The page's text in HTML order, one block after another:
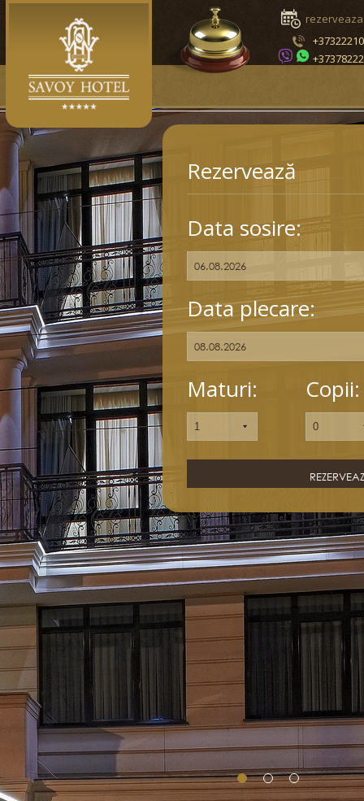
Rezervează
Data sosire:
Data plecare:
Maturi: Copii:
Bun Venit,
organizează
cele mai mici